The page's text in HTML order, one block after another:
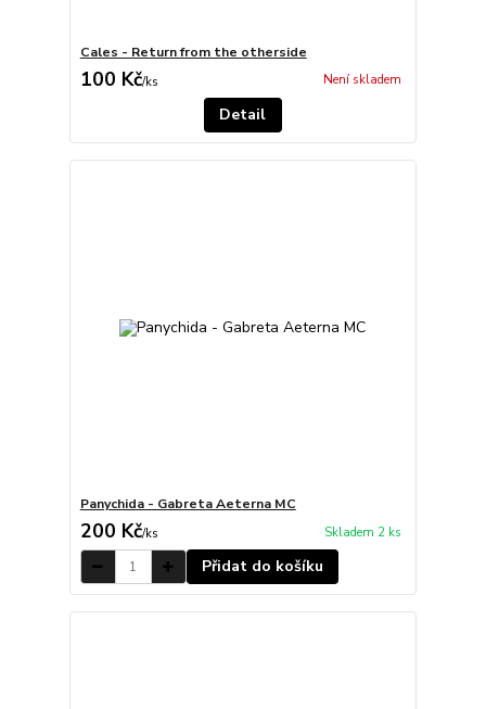
Cales - Return from the otherside
100 Kč/ks Není skladem
Detail
Panychida - Gabreta Aeterna MC
200 Kč/ks Skladem 2 ks
Přidat do košíku